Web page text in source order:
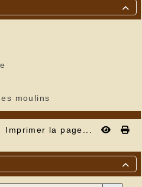

moulins
Imprimer la page...
